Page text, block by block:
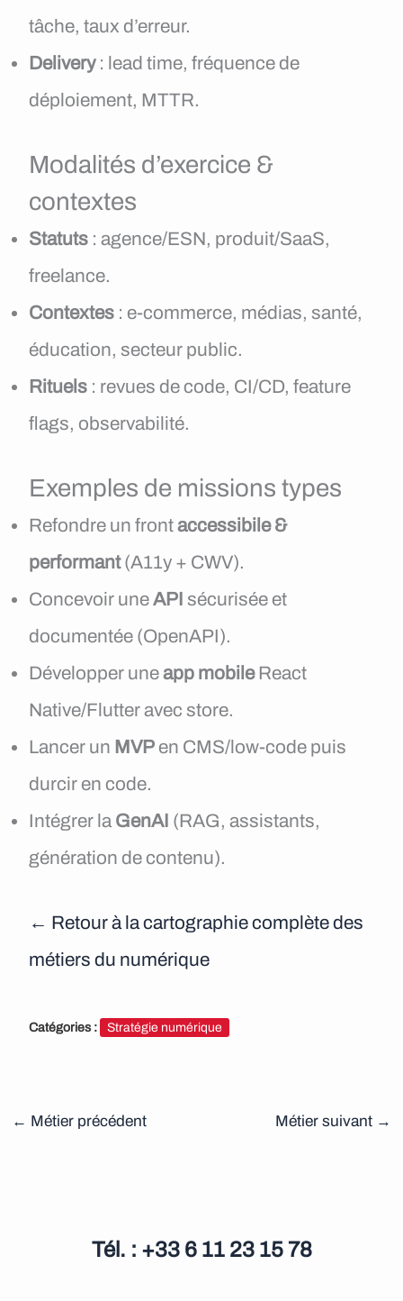
tâche, taux d’erreur.
Delivery: lead time, fréquence de
déploiement, MTTR.
Modalités d’exercice &
contextes
Statuts : agence/ESN, produit/SaaS,
freelance.
Contextes : e-commerce, médias, santé,
éducation, secteur public.
Rituels : revues de code, CI/CD, feature
flags, observabilité.
Exemples de missions types
Refondre un frontaccessibile &
performant(A11y + CWV).
Concevoir uneAPI sécurisée et
documentée (OpenAPI).
Développer uneapp mobileReact
Native/Flutter avec store.
Lancer un MVP en CMS/low-code puis
durcir en code.
Intégrer la GenAI (RAG, assistants,
génération de contenu).
← Retour à la cartographie complète des
métiers du numérique
Catégories : Stratégie numérique
← Métier précédent Métier suivant →
Tél. : +33 6 11 23 15 78